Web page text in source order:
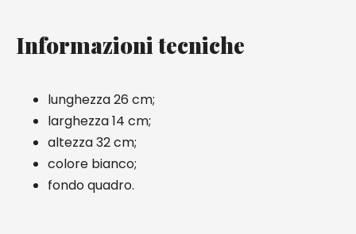
Informazioni tecniche
lunghezza 26 cm;
larghezza 14 cm;
altezza 32 cm;
colore bianco;
fondo quadro.